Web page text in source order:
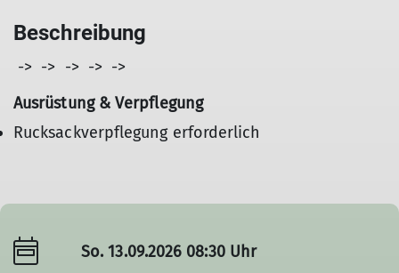
Beschreibung
-> -> -> -> ->
Ausrüstung & Verpflegung
Rucksackverpflegung erforderlich
So. 13.09.2026 08:30 Uhr